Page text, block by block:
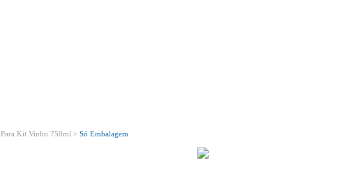
Para Kit Vinho 750ml > Só Embalagem